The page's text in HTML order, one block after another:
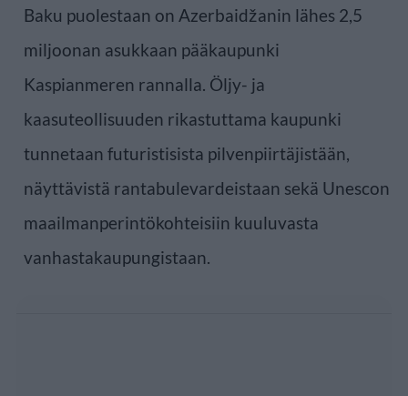
Baku puolestaan on Azerbaidžanin lähes 2,5
miljoonan asukkaan pääkaupunki
Kaspianmeren rannalla. Öljy- ja
kaasuteollisuuden rikastuttama kaupunki
tunnetaan futuristisista pilvenpiirtäjistään,
näyttävistä rantabulevardeistaan sekä Unescon
maailmanperintökohteisiin kuuluvasta
vanhastakaupungistaan.